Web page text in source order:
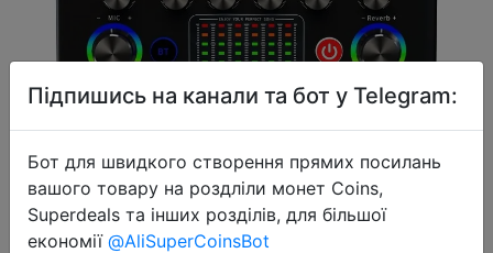
Підпишись на канали та бот у Telegram:
Бот для швидкого створення прямих посилань
вашого товару на роздліли монет Coins,
Superdeals та інших розділів, для більшої
економії @AliSuperCoinsBot